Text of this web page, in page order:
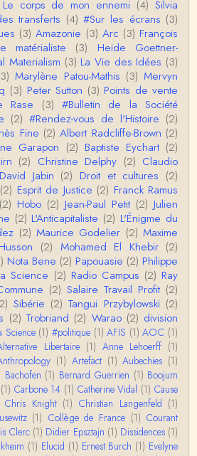
FACT NOT FICTIONTho
of WaterlooBien que ce text
ma généralisation hâtive en ce qu
hypothétique proportion relative e
des effets de la variole, ils ont en
'une manière géné…
populations autochtones profite certai
reconstitutions dont la visit…
une vidéo de Pascal Picq sur
Mon premier r…
j'entendais surtout ce que
ton second point…
pas cessé, de toute évidence, d’êt
Mais nous n’en sommes pas m
l'histoire de la hiérarchie ne me s
Le corps de mon ennemi (4) Silvia
transferts (4) #Sur les écrans (3)
(3) Amazonie (3) Arc (3) François
matérialiste (3)
Heide Goettner-
Materialism (3) La Vie des Idées (3)
Marylène Patou-Mathis (3) Mervyn
(3) Peter Sutton (3) Points de vente
Rase (3) #Bulletin de la Société
(2) #Rendez-vous de l'Histoire (2)
Fine (2) Albert Radcliffe-Brown (2)
Garapon (2) Baptiste Eychart (2)
(2) Christine Delphy (2) Claudio
David Jabin (2) Droit et cultures (2)
(2) Esprit de Justice (2) Franck Ramus
(2) Hobo (2) Jean-Paul Petit (2) Julien
(2) L'Anticapitaliste (2) L'Énigme du
(2) Maurice Godelier (2) Maxime
(2) Mohamed El Khebir (2)
Nota Bene (2) Papouasie (2) Philippe
Science (2) Radio Campus (2) Ray
(2) Salaire Travail Profit (2)
Sibérie (2) Tangui Przybylowski (2)
(2) Trobriand (2) Warao (2) division
Science (1) #politique (1) AFIS (1) AOC (1)
Libertaire (1) Anne Lehoerff (1)
(1) Artefact (1) Aubechies (1)
Bachofen (1) Bernard Guerrien (1) Boojum
(1) Carbone 14 (1) Catherine Vidal (1) Cause
Chris Knight (1) Christian Langenfeld (1)
(1) Collège de France (1) Courant
Clerc (1) Didier Epsztajn (1) Dissidences (1)
(1) Elucid (1) Ernest Burch (1) Evelyne